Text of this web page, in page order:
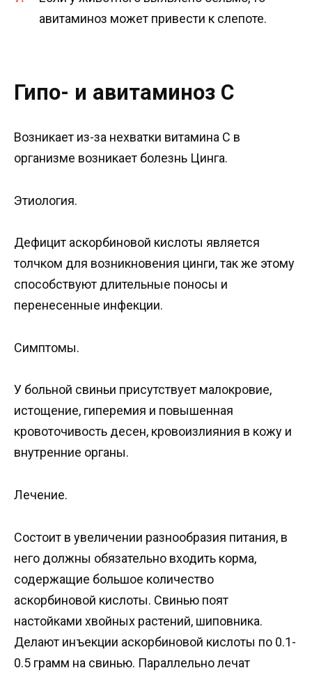
авитаминоз может привести к слепоте.
Гипо- и авитаминоз С
Возникает из-за нехватки витамина С в
организме возникает болезнь Цинга.
Этиология.
Дефицит аскорбиновой кислоты является
толчком для возникновения цинги, так же этому
способствуют длительные поносы и
перенесенные инфекции.
Симптомы.
У больной свиньи присутствует малокровие,
истощение, гиперемия и повышенная
кровоточивость десен, кровоизлияния в кожу и
внутренние органы.
Лечение.
Состоит в увеличении разнообразия питания, в
него должны обязательно входить корма,
содержащие большое количество
аскорбиновой кислоты. Свинью поят
настойками хвойных растений, шиповника.
Делают инъекции аскорбиновой кислоты по 0.1-
0.5 грамм на свинью. Параллельно лечат